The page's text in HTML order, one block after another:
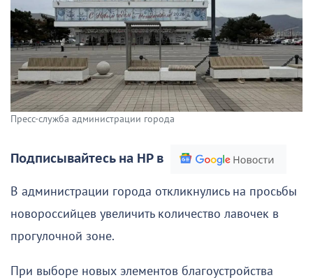
Пресс-служба администрации города
Подписывайтесь на НР в
В администрации города откликнулись на просьбы
новороссийцев увеличить количество лавочек в
прогулочной зоне.
При выборе новых элементов благоустройства